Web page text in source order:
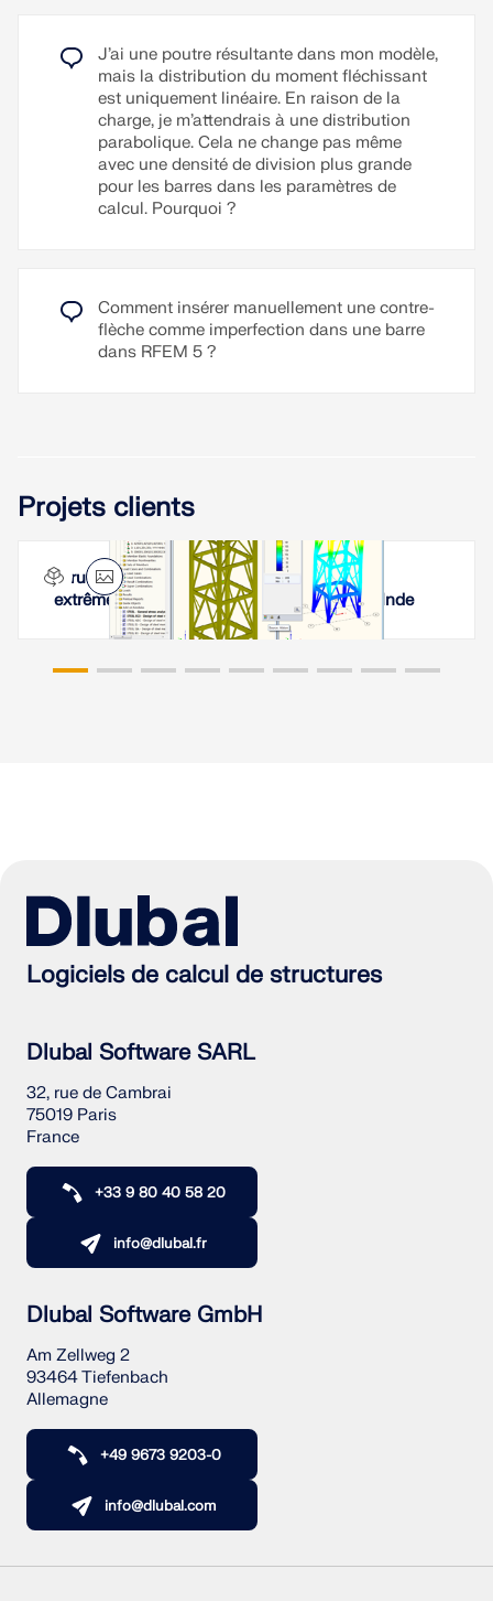
J’ai une poutre résultante dans mon modèle,
mais la distribution du moment fléchissant
est uniquement linéaire. En raison de la
charge, je m’attendrais à une distribution
parabolique. Cela ne change pas même
avec une densité de division plus grande
pour les barres dans les paramètres de
calcul. Pourquoi ?
Comment insérer manuellement une contre-
flèche comme imperfection dans une barre
dans RFEM 5 ?
Projets clients
Structure porteuse soumise à des charges
extrêmes et toit d'une chaudière à Neyveli, Inde
Logiciels de calcul de structures
Dlubal Software SARL
32, rue de Cambrai
75019 Paris
France
+33 9 80 40 58 20
info@dlubal.fr
Dlubal Software GmbH
Am Zellweg 2
93464 Tiefenbach
Allemagne
+49 9673 9203-0
info@dlubal.com